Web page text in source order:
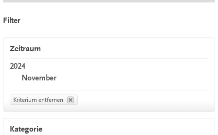
Filter
Zeitraum
2024
November
Kriterium entfernen
Kategorie